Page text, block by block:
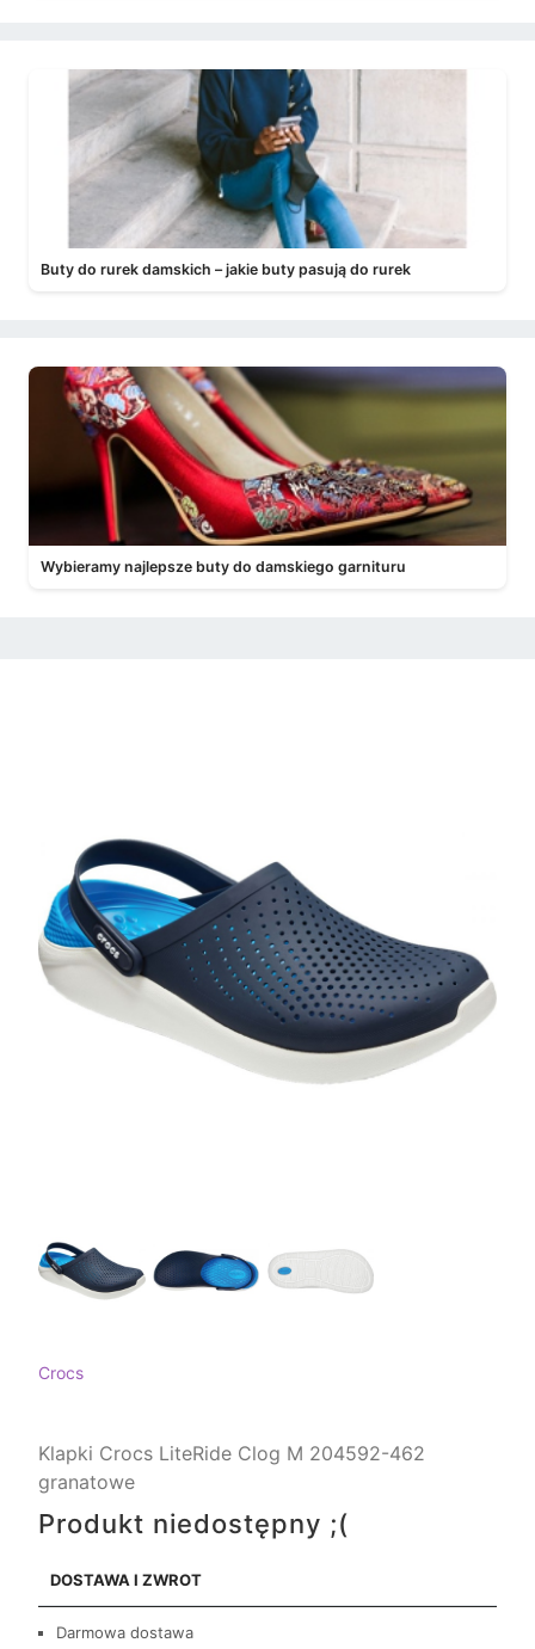
Buty do rurek damskich – jakie buty pasują do rurek
Wybieramy najlepsze buty do damskiego garnituru
Crocs
Klapki Crocs LiteRide Clog M 204592-462
granatowe
Produkt niedostępny ;(
DOSTAWA I ZWROT
Darmowa dostawa